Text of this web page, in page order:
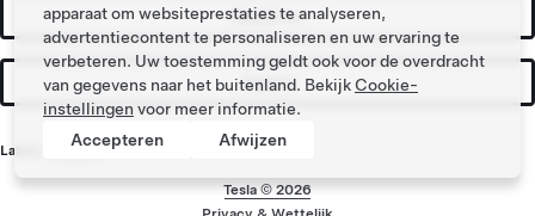
Bestel nu
Testrit
Labels: Model Y
Tesla ©2026
apparaat om websiteprestaties te analyseren,
advertentiecontent te personaliseren en uw ervaring te
verbeteren. Uw toestemming geldt ook voor de overdracht
van gegevens naar het buitenland. Bekijk Cookie-
instellingen voor meer informatie.
Accepteren
Afwijzen